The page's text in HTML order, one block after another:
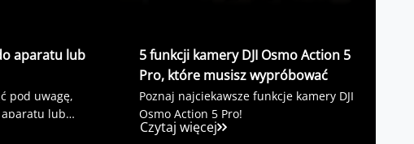
aparatu lub
pod uwagę,
lub
5 funkcji kamery DJI Osmo Action 5
Pro, które musisz wypróbować
Poznaj najciekawsze funkcje kamery DJI
Osmo Action 5 Pro!
Czytaj więcej